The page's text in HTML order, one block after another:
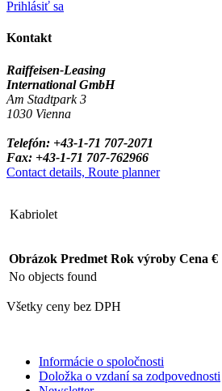
Prihlásiť sa
Kontakt
Raiffeisen-Leasing
International GmbH
Am Stadtpark 3
1030 Vienna
Telefón: +43-1-71 707-2071
Fax: +43-1-71 707-762966
Contact details, Route planner
Kabriolet
Obrázok Predmet Rok výroby Cena €
No objects found
Všetky ceny bez DPH
Informácie o spoločnosti
Doložka o vzdaní sa zodpovednosti